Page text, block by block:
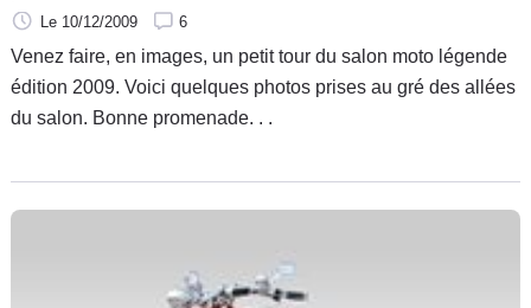
Le 10/12/2009 6
Venez faire, en images, un petit tour du salon moto légende
édition 2009. Voici quelques photos prises au gré des allées
du salon. Bonne promenade. . .